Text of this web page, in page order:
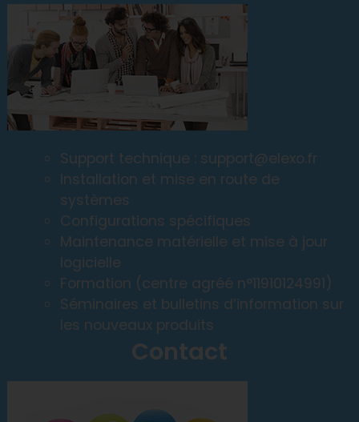
Support technique : support@elexo.fr
Installation et mise en route de
systèmes
Configurations spécifiques
Maintenance matérielle et mise à jour
logicielle
Formation (centre agréé n°11910124991)
Séminaires et bulletins d’information sur
les nouveaux produits
Contact